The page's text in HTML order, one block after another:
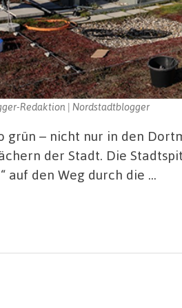
Redaktion | Nordstadtblogger
grün – nicht nur in den
der Stadt. Die
auf den Weg durch die …